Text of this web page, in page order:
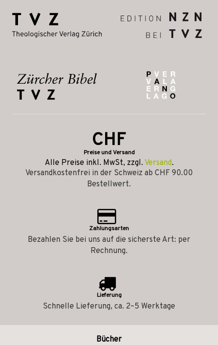
CHF
Preise und Versand
Alle Preise inkl. MwSt, zzgl. Versand.
Versandkostenfrei in der Schweiz ab CHF 90.00
Bestellwert.
Zahlungsarten
Bezahlen Sie bei uns auf die sicherste Art: per
Rechnung.
Lieferung
Schnelle Lieferung, ca. 2–5 Werktage
Bücher